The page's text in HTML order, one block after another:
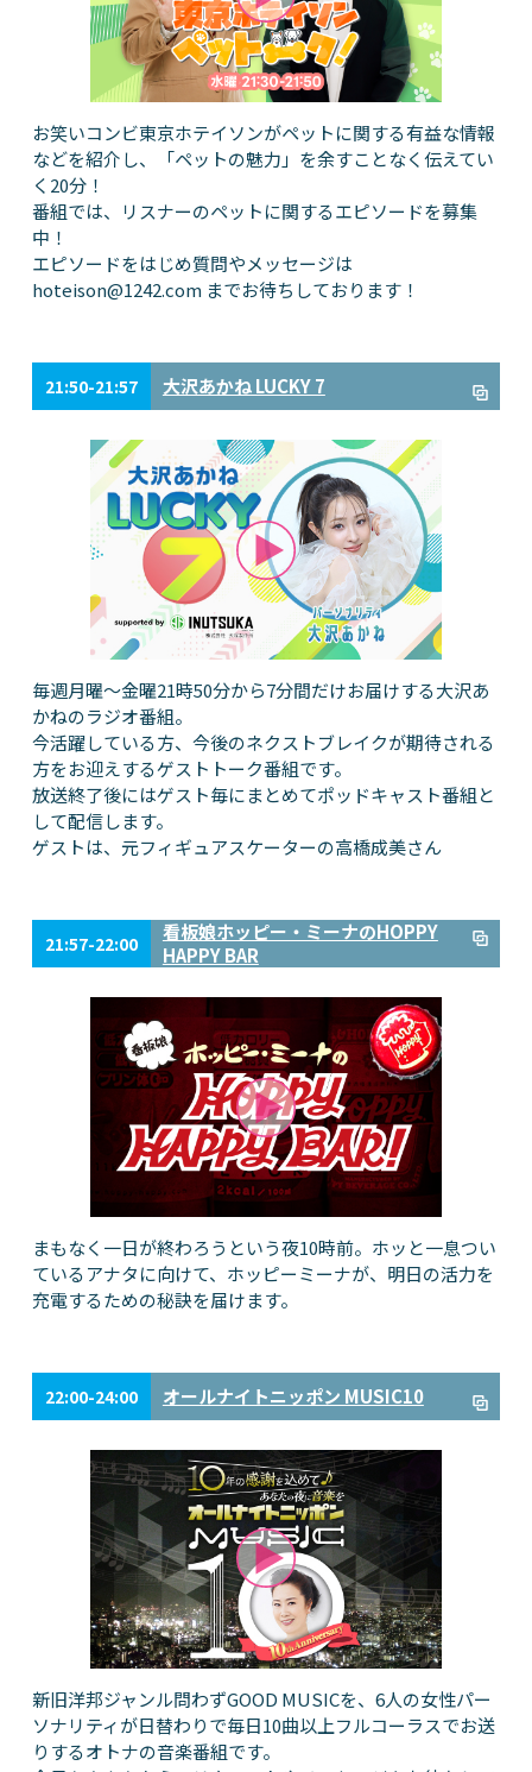
お笑いコンビ東京ホテイソンがペットに関する有益な情報
などを紹介し、「ペットの魅力」を余すことなく伝えてい
く20分！
番組では、リスナーのペットに関するエピソードを募集
中！
エピソードをはじめ質問やメッセージは
hoteison@1242.com までお待ちしております！
21:50-21:57 大沢あかね LUCKY 7
毎週月曜～金曜21時50分から7分間だけお届けする大沢あ
かねのラジオ番組。
今活躍している方、今後のネクストブレイクが期待される
方をお迎えするゲストトーク番組です。
放送終了後にはゲスト毎にまとめてポッドキャスト番組と
して配信します。
ゲストは、元フィギュアスケーターの高橋成美さん
21:57-22:00
看板娘ホッピー・ミーナのHOPPY
HAPPY BAR
まもなく一日が終わろうという夜10時前。ホッと一息つい
ているアナタに向けて、ホッピーミーナが、明日の活力を
充電するための秘訣を届けます。
22:00-24:00 オールナイトニッポン MUSIC10
新旧洋邦ジャンル問わずGOOD MUSICを、6人の女性パー
ソナリティが日替わりで毎日10曲以上フルコーラスでお送
りするオトナの音楽番組です。